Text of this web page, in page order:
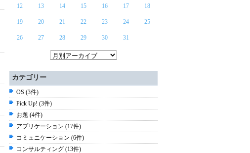
12 13 14 15 16 17 18
19 20 21 22 23 24 25
26 27 28 29 30 31
カテゴリー
OS (3件)
Pick Up! (3件)
お題 (4件)
アプリケーション (17件)
コミュニケーション (6件)
コンサルティング (13件)